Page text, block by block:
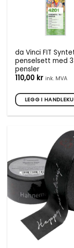
produktsiden
da Vinci FIT
penselsett med 3
pensler
110,00 kr ink. MVA
LEGG I